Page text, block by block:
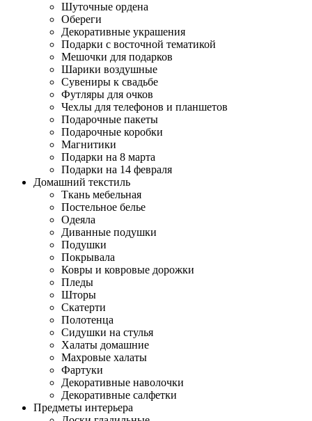
Шуточные ордена
Обереги
Декоративные украшения
Подарки с восточной тематикой
Мешочки для подарков
Шарики воздушные
Сувениры к свадьбе
Футляры для очков
Чехлы для телефонов и планшетов
Подарочные пакеты
Подарочные коробки
Магнитики
Подарки на 8 марта
Подарки на 14 февраля
Домашний текстиль
Ткань мебельная
Постельное белье
Одеяла
Диванные подушки
Подушки
Покрывала
Ковры и ковровые дорожки
Пледы
Шторы
Скатерти
Полотенца
Сидушки на стулья
Халаты домашние
Махровые халаты
Фартуки
Декоративные наволочки
Декоративные салфетки
Предметы интерьера